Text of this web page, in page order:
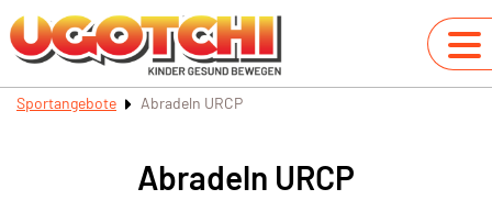
Sportangebote Abradeln URCP
Abradeln URCP